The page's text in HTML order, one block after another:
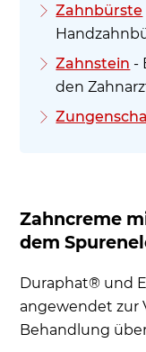
Zahnbürste
Zahnstein -
den
Zahncreme
dem
Duraphat® und
angewendet zur
Behandlung